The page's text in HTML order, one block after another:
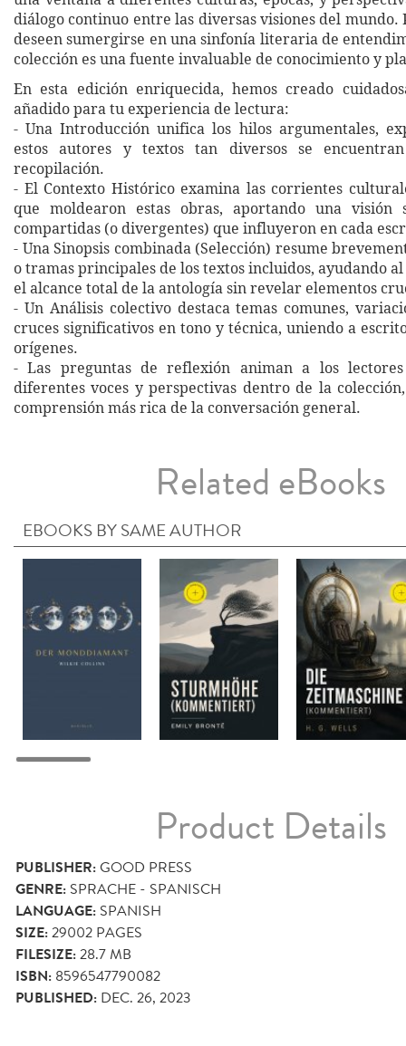
diálogo continuo entre las diversas visiones del mundo.
deseen sumergirse en una sinfonía literaria de
colección es una fuente invaluable de conocimiento y
En esta edición enriquecida, hemos creado
añadido para tu experiencia de lectura:
- Una Introducción unifica los hilos argumentales,
estos autores y textos tan diversos se
recopilación.
- El Contexto Histórico examina las corrientes
que moldearon estas obras, aportando una visión
compartidas (o divergentes) que influyeron en cada
- Una Sinopsis combinada (Selección) resume
o tramas principales de los textos incluidos, ayudando
el alcance total de la antología sin revelar elementos
- Un Análisis colectivo destaca temas comunes,
cruces significativos en tono y técnica, uniendo a
orígenes.
- Las preguntas de reflexión animan a los
diferentes voces y perspectivas dentro de la
comprensión más rica de la conversación general.
Related eBooks
EBOOKS BY SAME AUTHOR
Product Details
PUBLISHER:GOOD PRESS
GENRE: SPRACHE - SPANISCH
LANGUAGE: SPANISH
SIZE:29002 PAGES
FILESIZE:28.7 MB
ISBN: 8596547790082
PUBLISHED: DEC. 26, 2023